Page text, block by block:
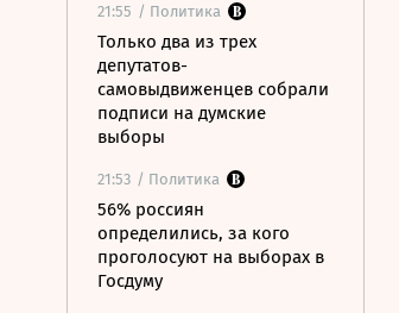
21:55 / Политика
Только два из трех
депутатов-
самовыдвиженцев собрали
подписи на думские
выборы
21:53 / Политика
56% россиян
определились, за кого
проголосуют на выборах в
Госдуму